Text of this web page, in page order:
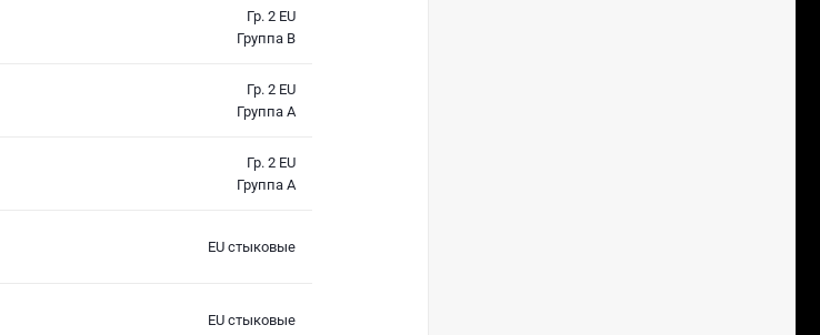
Гр. 2 EU
Группа B
Гр. 2 EU
Группа A
Гр. 2 EU
Группа A
EU стыковые
EU стыковые